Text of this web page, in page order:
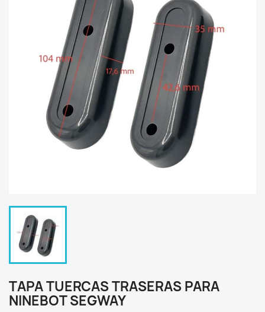
TAPA TUERCAS TRASERAS PARA
NINEBOT SEGWAY